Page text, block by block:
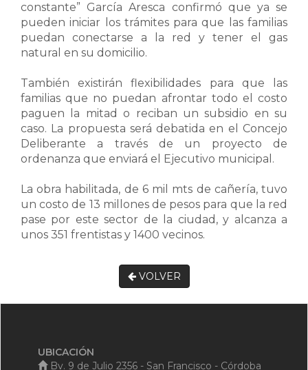
constante” García Aresca confirmó que ya se
pueden iniciar los trámites para que las familias
puedan conectarse a la red y tener el gas
natural en su domicilio.
También existirán flexibilidades para que las
familias que no puedan afrontar todo el costo
paguen la mitad o reciban un subsidio en su
caso. La propuesta será debatida en el Concejo
Deliberante a través de un proyecto de
ordenanza que enviará el Ejecutivo municipal.
La obra habilitada, de 6 mil mts de cañería, tuvo
un costo de 13 millones de pesos para que la red
pase por este sector de la ciudad, y alcanza a
unos 351 frentistas y 1400 vecinos.
VOLVER
UBICACIÓN
Bv. 9 de Julio 2356 - San Francisco - Córdoba